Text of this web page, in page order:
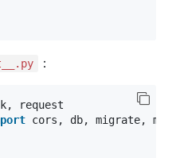
：
,
request
cors , db, migrate, mail